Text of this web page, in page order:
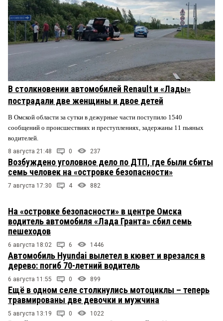
В столкновении автомобилей Renault и «Лады»
пострадали две женщины и двое детей
В Омской области за сутки в дежурные части поступило 1540
сообщений о происшествиях и преступлениях, задержаны 11 пьяных
водителей.
8 августа 21:48 0 237
Возбуждено уголовное дело по ДТП, где были сбиты
семь человек на «островке безопасности»
7 августа 17:30 4 882
На «островке безопасности» в центре Омска
водитель автомобиля «Лада Гранта» сбил семь
пешеходов
6 августа 18:02 6 1446
Автомобиль Hyundai вылетел в кювет и врезался в
дерево: погиб 70-летний водитель
6 августа 11:55 0 899
Ещё в одном селе столкнулись мотоциклы – теперь
травмированы две девочки и мужчина
5 августа 13:19 0 1022